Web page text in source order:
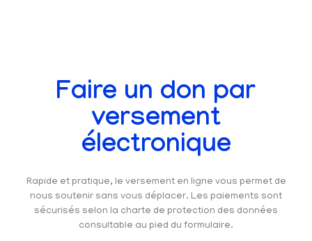
Faire un don par
versement
électronique
Rapide et pratique, le versement en ligne vous permet de
nous soutenir sans vous déplacer. Les paiements sont
sécurisés selon la charte de protection des données
consultable au pied du formulaire.